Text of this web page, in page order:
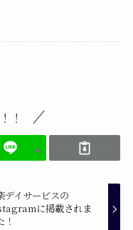
！
デイサービスの
に掲載されま
！